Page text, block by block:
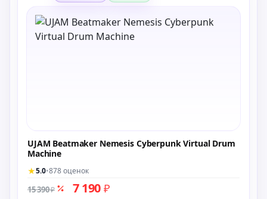
UJAM Beatmaker Nemesis Cyberpunk Virtual Drum
Machine
★5.0•878 оценок
15 390₽ 7 190 ₽